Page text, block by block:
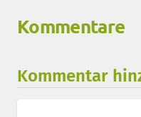
Kommentare
Kommentar